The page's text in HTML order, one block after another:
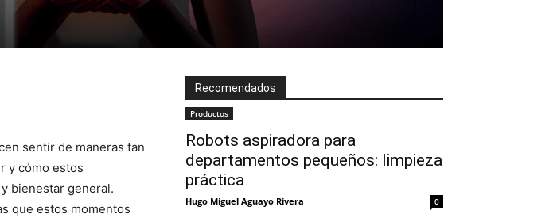
sentir de maneras tan
y cómo estos
bienestar general.
que estos momentos
Recomendados
Productos
Robots aspiradora para
departamentos pequeños: limpieza
práctica
Hugo Miguel Aguayo Rivera 0